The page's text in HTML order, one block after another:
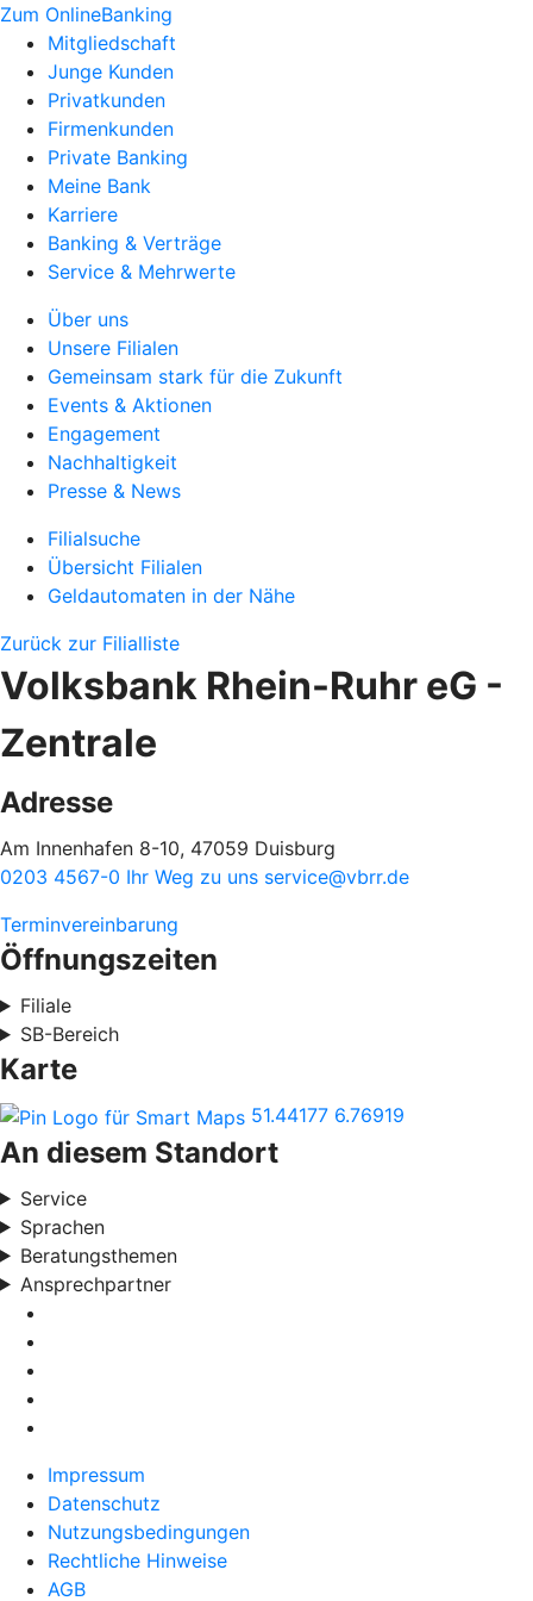
Zum OnlineBanking
Mitgliedschaft
Junge Kunden
Privatkunden
Firmenkunden
Private Banking
Meine Bank
Karriere
Banking & Verträge
Service & Mehrwerte
Über uns
Unsere Filialen
Gemeinsam stark für die Zukunft
Events & Aktionen
Engagement
Nachhaltigkeit
Presse & News
Filialsuche
Übersicht Filialen
Geldautomaten in der Nähe
Zurück zur Filialliste
Volksbank Rhein-Ruhr eG -
Zentrale
Adresse
Am Innenhafen 8-10, 47059 Duisburg
0203 4567-0 Ihr Weg zu uns service@vbrr.de
Terminvereinbarung
Öffnungszeiten
Filiale
SB-Bereich
Karte
51.44177 6.76919
An diesem Standort
Service
Sprachen
Beratungsthemen
Ansprechpartner
Impressum
Datenschutz
Nutzungsbedingungen
Rechtliche Hinweise
AGB